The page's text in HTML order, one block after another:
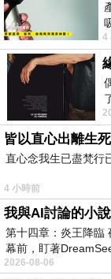
4
皆以直心出離生死
直心念我生已盡梵行
4 小時前
我與AI討論的小
第十四章：炎王降臨
幕前，盯著
2026-08-06